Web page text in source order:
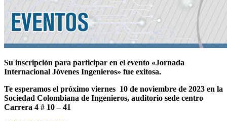
Su inscripción para participar en el evento «Jornada
Internacional Jóvenes Ingenieros» fue exitosa.
Te esperamos el próximo viernes 10 de noviembre de 2023 en la
Sociedad Colombiana de Ingenieros, auditorio sede centro
Carrera 4 # 10 – 41